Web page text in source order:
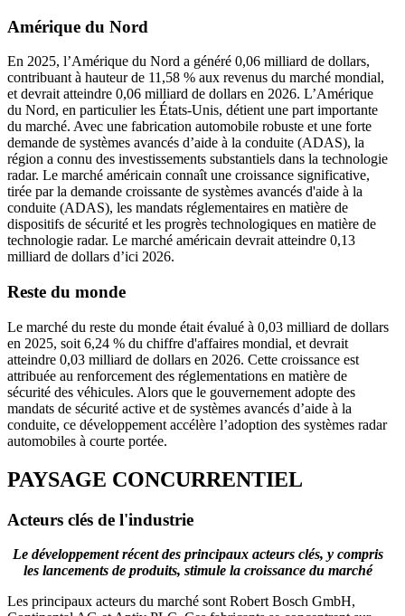
Amérique du Nord
En 2025, l’Amérique du Nord a généré 0,06 milliard de dollars,
contribuant à hauteur de 11,58 % aux revenus du marché mondial,
et devrait atteindre 0,06 milliard de dollars en 2026. L’Amérique
du Nord, en particulier les États-Unis, détient une part importante
du marché. Avec une fabrication automobile robuste et une forte
demande de systèmes avancés d’aide à la conduite (ADAS), la
région a connu des investissements substantiels dans la technologie
radar. Le marché américain connaît une croissance significative,
tirée par la demande croissante de systèmes avancés d'aide à la
conduite (ADAS), les mandats réglementaires en matière de
dispositifs de sécurité et les progrès technologiques en matière de
technologie radar. Le marché américain devrait atteindre 0,13
milliard de dollars d’ici 2026.
Reste du monde
Le marché du reste du monde était évalué à 0,03 milliard de dollars
en 2025, soit 6,24 % du chiffre d'affaires mondial, et devrait
atteindre 0,03 milliard de dollars en 2026. Cette croissance est
attribuée au renforcement des réglementations en matière de
sécurité des véhicules. Alors que le gouvernement adopte des
mandats de sécurité active et de systèmes avancés d’aide à la
conduite, ce développement accélère l’adoption des systèmes radar
automobiles à courte portée.
PAYSAGE CONCURRENTIEL
Acteurs clés de l'industrie
Le développement récent des principaux acteurs clés, y compris
les lancements de produits, stimule la croissance du marché
Les principaux acteurs du marché sont Robert Bosch GmbH,